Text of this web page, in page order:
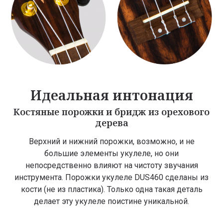
Идеальная интонация
Костяные порожки и бридж из орехового
дерева
Верхний и нижний порожки, возможно, и не
большие элементы укулеле, но они
непосредственно влияют на чистоту звучания
инструмента. Порожки укулеле DUS460 сделаны из
кости (не из пластика). Только одна такая деталь
делает эту укулеле поистине уникальной.